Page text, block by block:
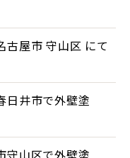
古屋市 守山区 にて
日井市で外壁塗
守山区で外壁塗